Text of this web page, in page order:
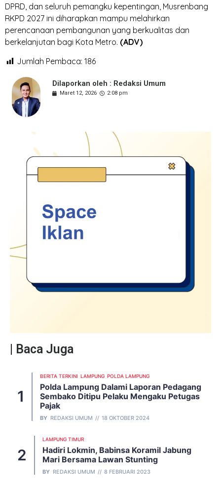
DPRD, dan seluruh pemangku kepentingan, Musrenbang
RKPD 2027 ini diharapkan mampu melahirkan
perencanaan pembangunan yang berkualitas dan
berkelanjutan bagi Kota Metro. (ADV)
Jumlah Pembaca: 186
Dilaporkan oleh : Redaksi Umum
Maret 12, 2026 2:08 pm
| Baca Juga
BERITA TERKINI LAMPUNG POLDA LAMPUNG
Polda Lampung Dalami Laporan Pedagang
Sembako Ditipu Pelaku Mengaku Petugas
Pajak
BY REDAKSI UMUM 18 OKTOBER 2024
LAMPUNG TIMUR
Hadiri Lokmin, Babinsa Koramil Jabung
Mari Bersama Lawan Stunting
BY REDAKSI UMUM 8 FEBRUARI 2023